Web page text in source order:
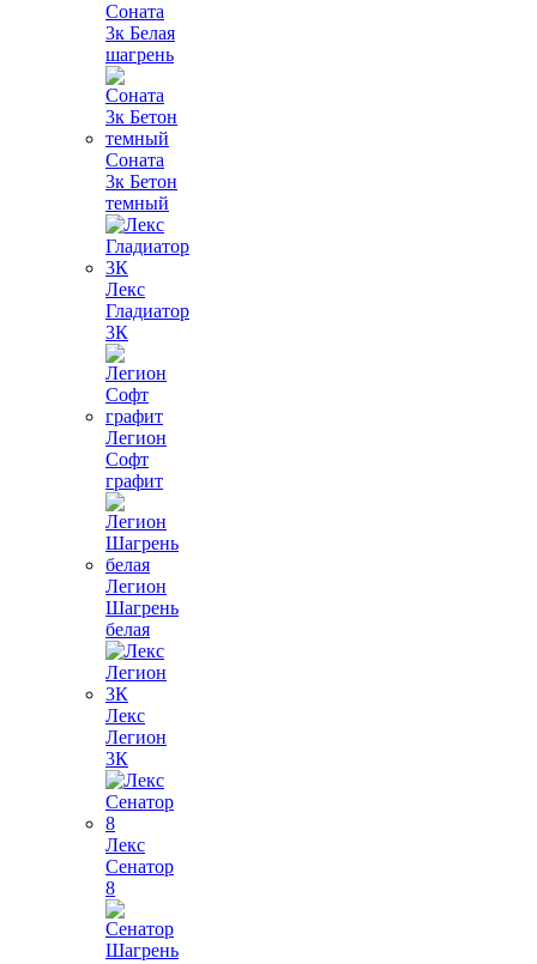
Соната
3к Белая
шагрень
Соната
3к Бетон
темный
Лекс
Гладиатор
3К
Легион
Софт
графит
Легион
Шагрень
белая
Лекс
Легион
3К
Лекс
Сенатор
8